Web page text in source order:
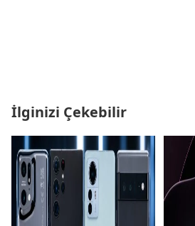
İlginizi Çekebilir